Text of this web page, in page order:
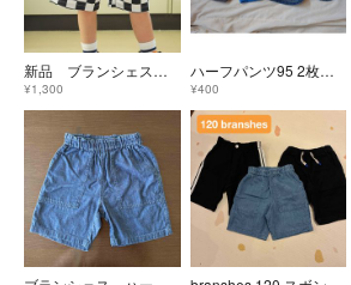
新品 ブランシェス DRC カラバリ ハーフ パンツ ズボン ボトム 半 市松
¥1,300
ハーフパンツ95 2枚セット
¥400